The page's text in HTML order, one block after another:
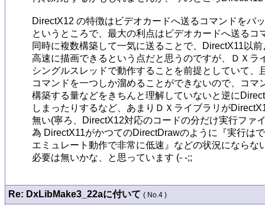
DirectX12 の特徴はビデオカードへ送るコマンドをバ
というところで、最大の利点はビデオカードへ送るコ
同時に複数構築して一気に送ることで、DirectX11以
高速に描画できるという点だと思うのですが、ＤＸラ
シングルスレッドで動作することを前提としていて、
コマンドを一つしか溜めることができないので、コマ
構築する量などをきちんと理解していないと逆に
しまったりするなど、あまりＤＸライブラリが
無い(寧ろ、DirectX12対応のコードの分だけ実行ファ
為 DirectX11がかつてのDirectDrawのように『実行は
エミュレート動作で非常に低速』などの状況にならな
必要は無いかな、と思っています (- -;;
Re: DxLibMake3_22aに付いて ( No.4 )